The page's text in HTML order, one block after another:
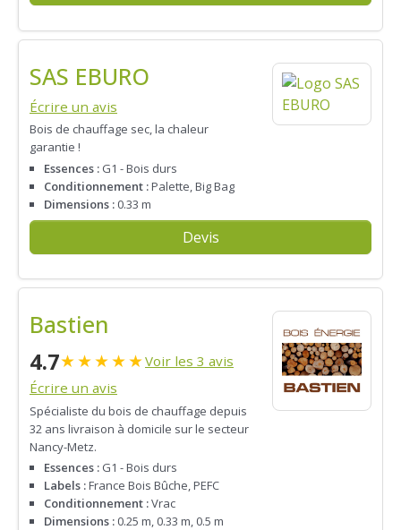
SAS EBURO
Écrire un avis
Bois de chauffage sec, la chaleur
garantie !
Essences : G1 - Bois durs
Conditionnement :Palette, Big Bag
Dimensions : 0.33 m
Devis
Bastien
4.7★★★★★Voir les 3 avis
Écrire un avis
Spécialiste du bois de chauffage depuis
32 ans livraison à domicile sur le secteur
Nancy-Metz.
Essences : G1 - Bois durs
Labels :France Bois Bûche, PEFC
Conditionnement :Vrac
Dimensions : 0.25 m, 0.33 m, 0.5 m